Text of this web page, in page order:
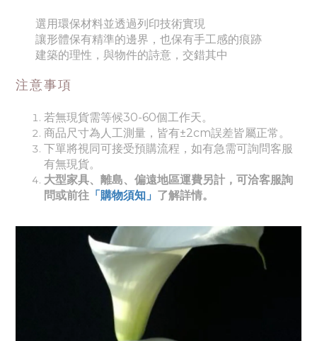
選用環保材料並透過列印技術實現
讓形體保有精準的邊界，也保有手工感的痕跡
建築的理性，與物件的詩意，交錯其中
注意事項
若無現貨需等候30-60個工作天。
商品尺寸為人工測量，皆有±2cm誤差皆屬正常。
下單將視同可接受預購流程，如有急需可詢問客服
有無現貨。
大型家具、離島、偏遠地區運費另計，可洽客服詢
問或前往 「購物須知」 了解詳情。